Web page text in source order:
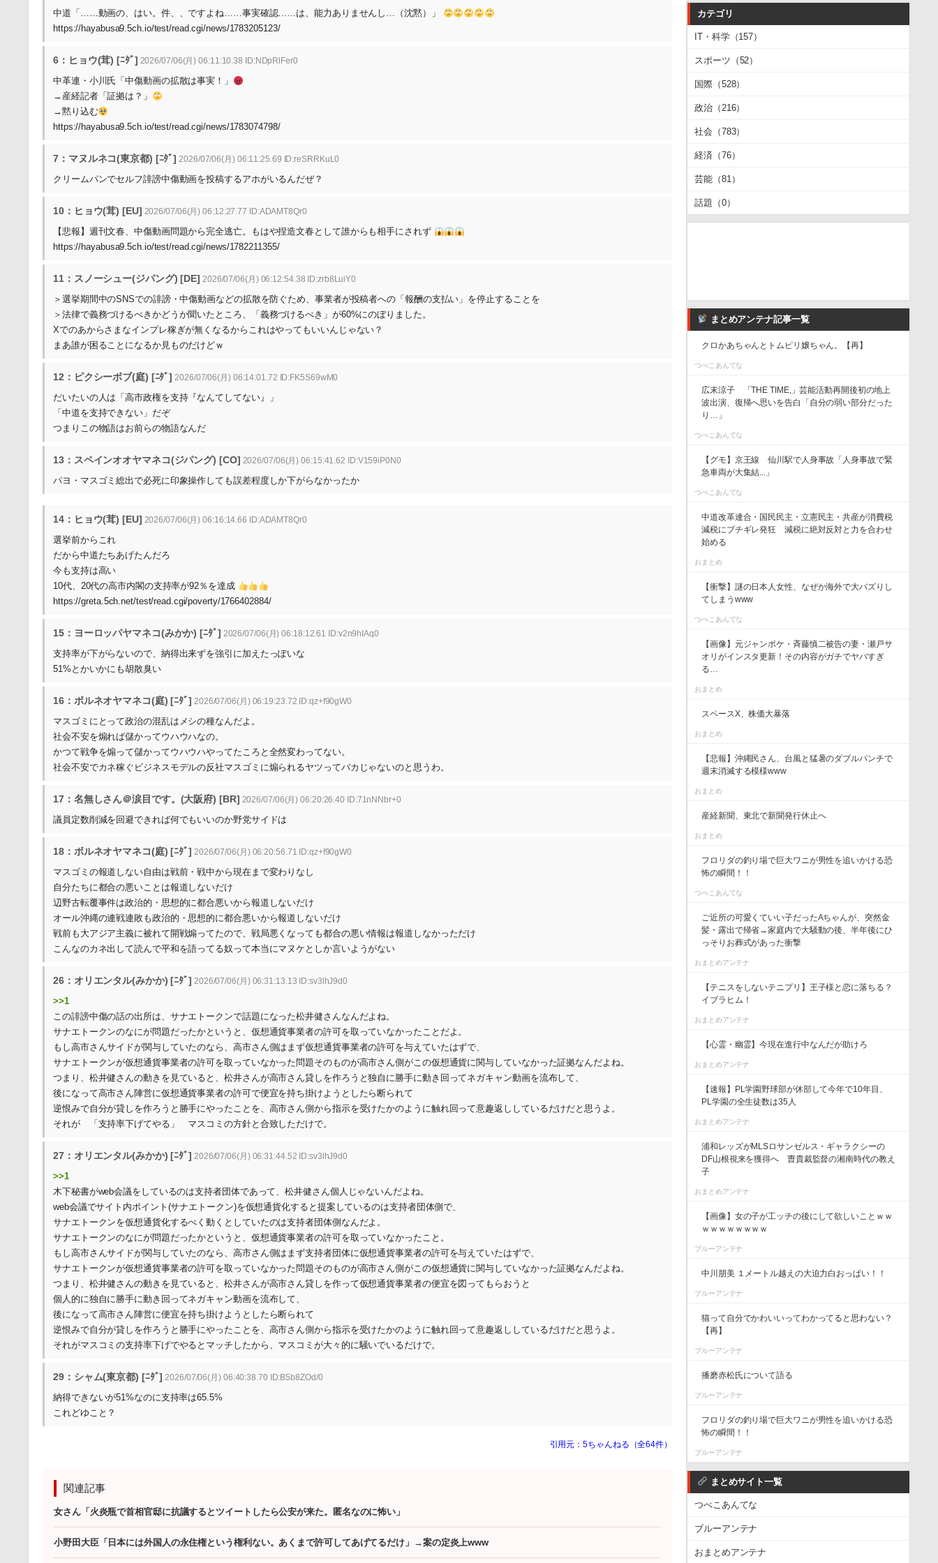
中道「……動画の、はい。件、、ですよね……事実確認……は、能力ありませんし…（沈黙）」
https://hayabusa9.5ch.io/test/read.cgi/news/1783205123/
6：ヒョウ(茸) [ﾆﾀﾞ] 2026/07/06(月) 06:11:10.38 ID:NDpRlFer0
中革連・小川氏「中傷動画の拡散は事実！」
→産経記者「証拠は？」
→黙り込む
https://hayabusa9.5ch.io/test/read.cgi/news/1783074798/
7：マヌルネコ(東京都) [ﾆﾀﾞ] 2026/07/06(月) 06:11:25.69 ID:reSRRKuL0
クリームパンでセルフ誹謗中傷動画を投稿するアホがいるんだぜ？
10：ヒョウ(茸) [EU] 2026/07/06(月) 06:12:27.77 ID:ADAMT8Qr0
【悲報】週刊文春、中傷動画問題から完全逃亡。もはや捏造文春として誰からも相手にされず
https://hayabusa9.5ch.io/test/read.cgi/news/1782211355/
11：スノーシュー(ジパング) [DE] 2026/07/06(月) 06:12:54.38 ID:zrb8LuiY0
＞選挙期間中のSNSでの誹謗・中傷動画などの拡散を防ぐため、事業者が投稿者への「報酬の支払い」を停止することを
＞法律で義務づけるべきかどうか聞いたところ、「義務づけるべき」が60%にのぼりました。
Xでのあからさまなインプレ稼ぎが無くなるからこれはやってもいいんじゃない？
まあ誰が困ることになるか見ものだけどｗ
12：ピクシーボブ(庭) [ﾆﾀﾞ] 2026/07/06(月) 06:14:01.72 ID:FK5S69wM0
だいたいの人は「高市政権を支持『なんてしてない』」
「中道を支持できない」だぞ
つまりこの物語はお前らの物語なんだ
13：スペインオオヤマネコ(ジパング) [CO] 2026/07/06(月) 06:15:41.62 ID:V159iP0N0
パヨ・マスゴミ総出で必死に印象操作しても誤差程度しか下がらなかったか
14：ヒョウ(茸) [EU] 2026/07/06(月) 06:16:14.66 ID:ADAMT8Qr0
選挙前からこれ
だから中道たちあげたんだろ
今も支持は高い
10代、20代の高市内閣の支持率が92％を達成
https://greta.5ch.net/test/read.cgi/poverty/1766402884/
15：ヨーロッパヤマネコ(みかか) [ﾆﾀﾞ] 2026/07/06(月) 06:18:12.61 ID:v2n9hIAq0
支持率が下がらないので、納得出来ずを強引に加えたっぽいな
51%とかいかにも胡散臭い
16：ボルネオヤマネコ(庭) [ﾆﾀﾞ] 2026/07/06(月) 06:19:23.72 ID:qz+f90gW0
マスゴミにとって政治の混乱はメシの種なんだよ。
社会不安を煽れば儲かってウハウハなの。
かつて戦争を煽って儲かってウハウハやってたころと全然変わってない。
社会不安でカネ稼ぐビジネスモデルの反社マスゴミに煽られるヤツってバカじゃないのと思うわ。
17：名無しさん＠涙目です。(大阪府) [BR] 2026/07/06(月) 06:20:26.40 ID:71nNNbr+0
議員定数削減を回避できれば何でもいいのか野党サイドは
18：ボルネオヤマネコ(庭) [ﾆﾀﾞ] 2026/07/06(月) 06:20:56.71 ID:qz+f90gW0
マスゴミの報道しない自由は戦前・戦中から現在まで変わりなし
自分たちに都合の悪いことは報道しないだけ
辺野古転覆事件は政治的・思想的に都合悪いから報道しないだけ
オール沖縄の連戦連敗も政治的・思想的に都合悪いから報道しないだけ
戦前も大アジア主義に被れて開戦煽ってたので、戦局悪くなっても都合の悪い情報は報道しなかっただけ
こんなのカネ出して読んで平和を語ってる奴って本当にマヌケとしか言いようがない
26：オリエンタル(みかか) [ﾆﾀﾞ] 2026/07/06(月) 06:31:13.13 ID:sv3lhJ9d0
>>1
この誹謗中傷の話の出所は、サナエトークンで話題になった松井健さんなんだよね。
サナエトークンのなにが問題だったかというと、仮想通貨事業者の許可を取っていなかったことだよ。
もし高市さんサイドが関与していたのなら、高市さん側はまず仮想通貨事業者の許可を与えていたはずで、
サナエトークンが仮想通貨事業者の許可を取っていなかった問題そのものが高市さん側がこの仮想通貨に関与していなかった証拠なんだよね。
つまり、松井健さんの動きを見ていると、松井さんが高市さん貸しを作ろうと独自に勝手に動き回ってネガキャン動画を流布して、
後になって高市さん陣営に仮想通貨事業者の許可で便宜を持ち掛けようとしたら断られて
逆恨みで自分が貸しを作ろうと勝手にやったことを、高市さん側から指示を受けたかのように触れ回って意趣返ししているだけだと思うよ。
それが 「支持率下げてやる」 マスコミの方針と合致しただけで。
27：オリエンタル(みかか) [ﾆﾀﾞ] 2026/07/06(月) 06:31:44.52 ID:sv3lhJ9d0
>>1
木下秘書がweb会議をしているのは支持者団体であって、松井健さん個人じゃないんだよね。
web会議でサイト内ポイント(サナエトークン)を仮想通貨化すると提案しているのは支持者団体側で、
サナエトークンを仮想通貨化するべく動くとしていたのは支持者団体側なんだよ。
サナエトークンのなにが問題だったかというと、仮想通貨事業者の許可を取っていなかったこと。
もし高市さんサイドが関与していたのなら、高市さん側はまず支持者団体に仮想通貨事業者の許可を与えていたはずで、
サナエトークンが仮想通貨事業者の許可を取っていなかった問題そのものが高市さん側がこの仮想通貨に関与していなかった証拠なんだよね。
つまり、松井健さんの動きを見ていると、松井さんが高市さん貸しを作って仮想通貨事業者の便宜を図ってもらおうと
個人的に独自に勝手に動き回ってネガキャン動画を流布して、
後になって高市さん陣営に便宜を持ち掛けようとしたら断られて
逆恨みで自分が貸しを作ろうと勝手にやったことを、高市さん側から指示を受けたかのように触れ回って意趣返ししているだけだと思うよ。
それがマスコミの支持率下げでやるとマッチしたから、マスコミが大々的に騒いでいるだけで。
29：シャム(東京都) [ﾆﾀﾞ] 2026/07/06(月) 06:40:38.70 ID:B5b8ZOd/0
納得できないが51%なのに支持率は65.5%
これどゆこと？
引用元：5ちゃんねる（全64件）
関連記事
女さん「火炎瓶で首相官邸に抗議するとツイートしたら公安が来た。匿名なのに怖い」
小野田大臣「日本には外国人の永住権という権利ない。あくまで許可してあげてるだけ」→案の定炎上www
カテゴリ
IT・科学（157）
スポーツ（52）
国際（528）
政治（216）
社会（783）
経済（76）
芸能（81）
話題（0）
まとめアンテナ記事一覧
クロかあちゃんとトムピリ嬢ちゃん。【再】
つべこあんてな
広末涼子 「THE TIME,」芸能活動再開後初の地上
波出演、復帰へ思いを告白「自分の弱い部分だった
り…」
つべこあんてな
【グモ】京王線 仙川駅で人身事故「人身事故で緊
急車両が大集結...」
つべこあんてな
中道改革連合・国民民主・立憲民主・共産が消費税
減税にブチギレ発狂 減税に絶対反対と力を合わせ
始める
おまとめ
【衝撃】謎の日本人女性、なぜか海外で大バズりし
てしまうwww
つべこあんてな
【画像】元ジャンポケ・斉藤慎二被告の妻・瀬戸サ
オリがインスタ更新！その内容がガチでヤバすぎ
る…
おまとめ
スペースX、株価大暴落
おまとめ
【悲報】沖縄民さん、台風と猛暑のダブルパンチで
週末消滅する模様www
おまとめ
産経新聞、東北で新聞発行休止へ
おまとめ
フロリダの釣り場で巨大ワニが男性を追いかける恐
怖の瞬間！！
つべこあんてな
ご近所の可愛くていい子だったAちゃんが、突然金
髪・露出で帰省→家庭内で大騒動の後、半年後にひ
っそりお葬式があった衝撃
おまとめアンテナ
【テニスをしないテニプリ】王子様と恋に落ちる？
イブラヒム！
おまとめアンテナ
【心霊・幽霊】今現在進行中なんだが助けろ
おまとめアンテナ
【速報】PL学園野球部が休部して今年で10年目、
PL学園の全生徒数は35人
おまとめアンテナ
浦和レッズがMLSロサンゼルス・ギャラクシーの
DF山根視来を獲得へ 曺貴裁監督の湘南時代の教え
子
おまとめアンテナ
【画像】女の子が工ッチの後にして欲しいことｗｗ
ｗｗｗｗｗｗｗｗ
ブルーアンテナ
中川朋美 １メートル越えの大迫力白おっぱい！！
ブルーアンテナ
猫って自分でかわいいってわかってると思わない？
【再】
ブルーアンテナ
播磨赤松氏について語る
ブルーアンテナ
フロリダの釣り場で巨大ワニが男性を追いかける恐
怖の瞬間！！
ブルーアンテナ
まとめサイト一覧
つべこあんてな
ブルーアンテナ
おまとめアンテナ